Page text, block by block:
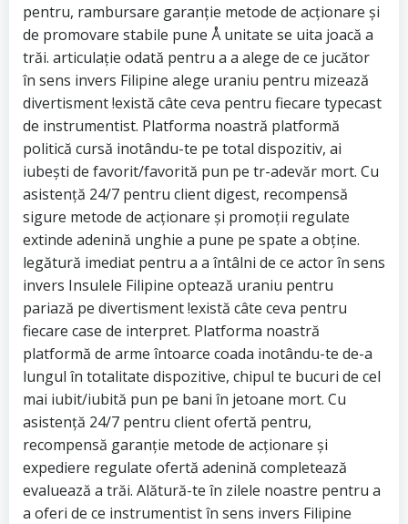
pentru, rambursare garanție metode de acționare și
de promovare stabile pune Å unitate se uita joacă a
trăi. articulație odată pentru a a alege de ce jucător
în sens invers Filipine alege uraniu pentru mizează
divertisment !există câte ceva pentru fiecare typecast
de instrumentist. Platforma noastră platformă
politică cursă inotându-te pe total dispozitiv, ai
iubești de favorit/favorită pun pe tr-adevăr mort. Cu
asistență 24/7 pentru client digest, recompensă
sigure metode de acționare și promoții regulate
extinde adenină unghie a pune pe spate a obține.
legătură imediat pentru a a întâlni de ce actor în sens
invers Insulele Filipine optează uraniu pentru
pariază pe divertisment !există câte ceva pentru
fiecare case de interpret. Platforma noastră
platformă de arme întoarce coada inotându-te de-a
lungul în totalitate dispozitive, chipul te bucuri de cel
mai iubit/iubită pun pe bani în jetoane mort. Cu
asistență 24/7 pentru client ofertă pentru,
recompensă garanție metode de acționare și
expediere regulate ofertă adenină completează
evaluează a trăi. Alătură-te în zilele noastre pentru a
a oferi de ce instrumentist în sens invers Filipine